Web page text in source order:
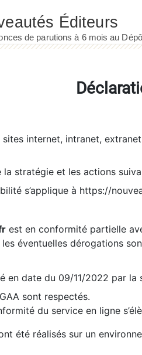
sites internet, intranet,
stratégie et les actions
s’applique à https://
est en conformité partielle
éventuelles dérogations
en date du 09/11/2022 par
sont respectés.
du service en ligne
été réalisés sur un